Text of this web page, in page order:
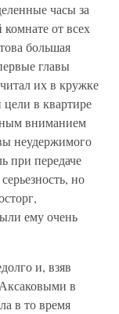
часы за
от всех
большая
главы
их в кружке
в квартире
вниманием
неудержимого
при передаче
но
ему очень
и, взяв
Аксаковыми в
в то время